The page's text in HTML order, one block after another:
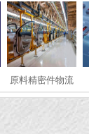
原料精密件物流